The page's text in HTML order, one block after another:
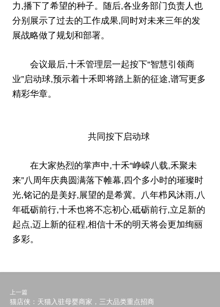
力,播下了希望的种子。随后,各业务部门负责人也
分别展示了过去的工作成果,同时对未来三年的发
展战略做了规划和部署。
会议最后,十禾管理层一起按下“智慧引领商
业”启动球,预示着十禾即将踏上新的征途,谱写更多
精彩华章。
共同按下启动球
在大家热烈的掌声中,十禾“峥嵘八载,禾聚未
来”八 周年庆典圆满落下帷幕,四个多小时的璀璨时
光,铭记的是美好,展望的是希冀。八年栉风沐雨,八
年砥砺前行,十禾也将不忘初心,砥砺前行,立足新的
起点,迈上新的征程,相信十禾的明天将会更加绚丽
多彩。
上一篇
猫店侠：天猫入驻母婴商家，三大品类重点招商